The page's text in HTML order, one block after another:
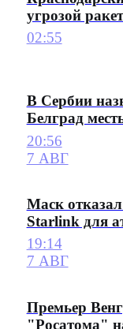
угрозой
02:55
В Сербии
Белград
20:56
7 АВГ
Маск
Starlink для
19:14
7 АВГ
Премьер
"Росатома"